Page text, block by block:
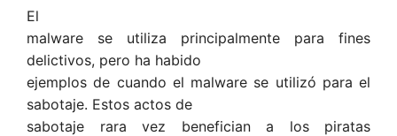
El
malware se utiliza principalmente para fines
delictivos, pero ha habido
ejemplos de cuando el malware se utilizó para el
sabotaje. Estos actos de
sabotaje rara vez benefician a los piratas